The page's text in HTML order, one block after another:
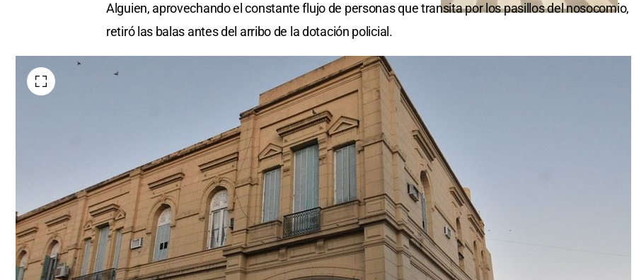
Alguien, aprovechando el constante flujo de personas que transita por los pasillos del nosocomio,
retiró las balas antes del arribo de la dotación policial.